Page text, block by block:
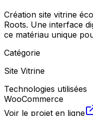
Création site vitrine
Roots. Une interface
ce matériau unique
Catégorie
Site Vitrine
Technologies utilisées
WooCommerce
Voir le projet en ligne